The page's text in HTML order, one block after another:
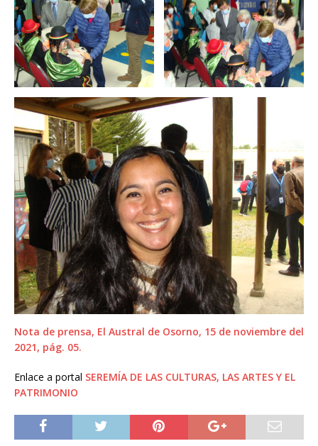
Nota de prensa, El Austral de Osorno, 15 de noviembre del
2021, pág. 05.
Enlace a portal SEREMÍA DE LAS CULTURAS, LAS ARTES Y EL
PATRIMONIO